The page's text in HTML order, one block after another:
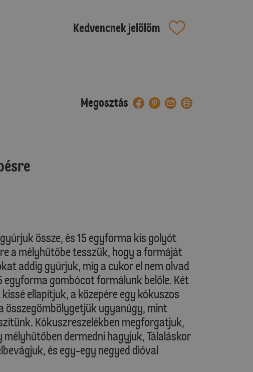
Kedvencnek jelölöm
Megosztás
össze, és 15 egyforma kis golyót
a mélyhűtőbe tesszük, hogy a formáját
addig gyúrjuk, míg a cukor el nem olvad
egyforma gombócot formálunk belőle. Két
ellapítjuk, a közepére egy kókuszos
összegömbölygetjük ugyanúgy, mint
Kókuszreszelékben megforgatjuk,
dermedni hagyjuk, Tálaláskor
és egy-egy negyed dióval